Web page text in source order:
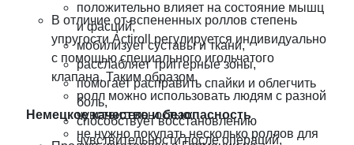
положительно влияет на состояние мышц
и фасций,
мобилизует суставы и ткани,
расслабляет триггерные зоны,
помогает расправить спайки и облегчить
боль,
способствует восстановлению
чувствительности после операций,
В отличие от вспененных роллов степень
упругости Actiroll регулируется индивидуально
с помощью специального игольчатого
клапана. Таким образом,
ролл можно использовать людям с разной
чувствительностью;
не нужно покупать несколько роллов для
Немецкое качество и безопасность